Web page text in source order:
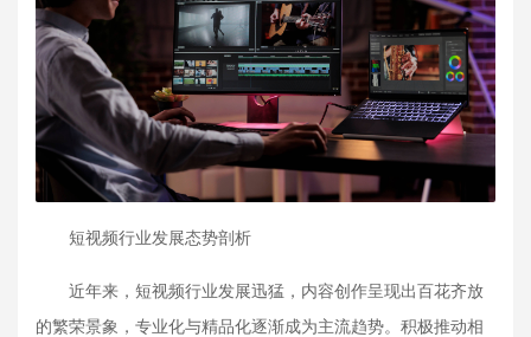
短视频行业发展态势剖析
近年来，短视频行业发展迅猛，内容创作呈现出百花齐放
的繁荣景象，专业化与精品化逐渐成为主流趋势。积极推动相